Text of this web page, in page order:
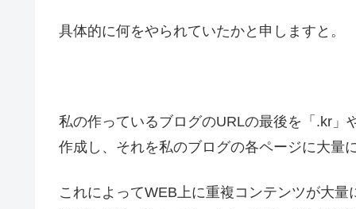
具体的に何をやられていたかと申しますと。
私の作っているブログのURLの最後を「.kr
作成し、それを私のブログの各ページに大量
これによってWEB上に重複コンテンツが大